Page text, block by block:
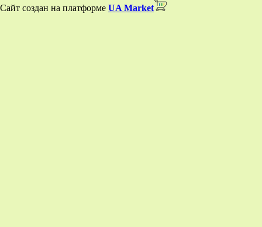
Сайт создан на платформе UA Market